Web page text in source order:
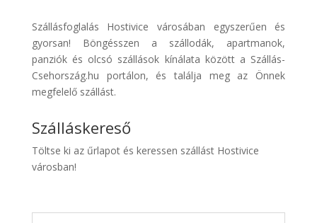
Discover
Cars
Transzfer
Kiwi
Taxi
Szállásfoglalás Hostivice városában egyszerűen és
gyorsan! Böngésszen a szállodák, apartmanok,
panziók és olcsó szállások kínálata között a Szállás-
Csehország.hu portálon, és találja meg az Önnek
megfelelő szállást.
Szálláskereső
Töltse ki az űrlapot és keressen szállást Hostivice
városban!